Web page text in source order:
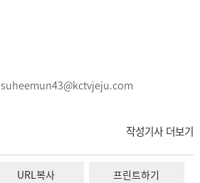
suheemun43@kctvjeju.com
작성기사 더보기
URL복사 프린트하기